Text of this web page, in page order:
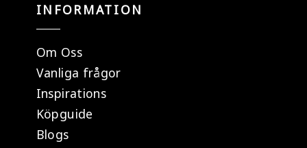
INFORMATION
Om Oss
Vanliga frågor
Inspirations
Köpguide
Blogs